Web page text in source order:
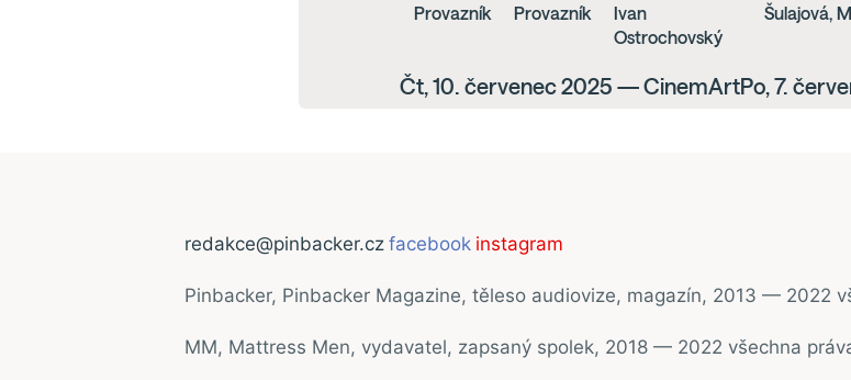
Provazník
Provazník
Ivan
Ostrochovský
Šulajová,
Čt, 10. červenec 2025 — CinemArtPo, 7.
redakce@pinbacker.cz facebook instagram
Pinbacker, Pinbacker Magazine, těleso audiovize, magazín, 2013 — 2022
MM, Mattress Men, vydavatel, zapsaný spolek, 2018 — 2022 všechna